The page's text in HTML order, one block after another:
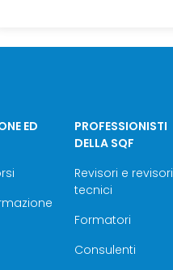
ED
PROFESSIONISTI
DELLA SQF
Revisori e revisori
tecnici
Formatori
Consulenti